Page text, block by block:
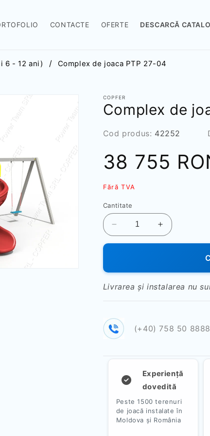
CONTACTE OFERTE DESCARCĂ
6 - 12 ani) Complex de joaca PTP 27-04
COPFER
Complex de
SKU:
Cod produs: 42252
Preț
redus
38 755
Fără TVA
Cantitate
Reduceți
cantitatea
PTP
Creșteți
cantitatea
PTP
Livrarea și instalarea nu
(+40) 758 50 8888
Experiență
dovedită
Peste 1500 terenuri
de joacă instalate în
Moldova și România